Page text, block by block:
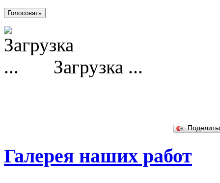
Загрузка ...
Галерея наших работ